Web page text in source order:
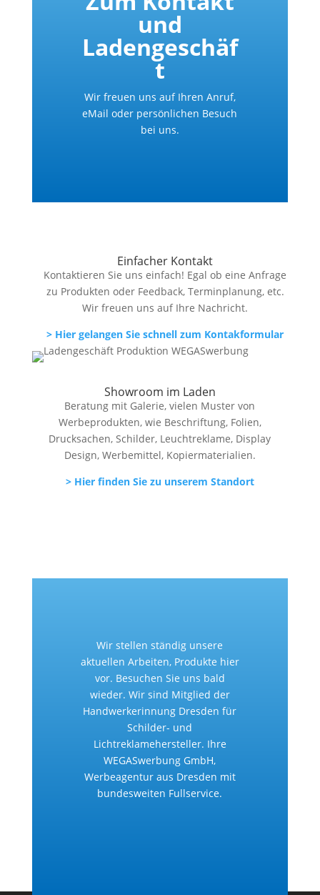
und
Ladengeschäf
t
Wir freuen uns auf Ihren Anruf,
eMail oder persönlichen Besuch
bei uns.
Einfacher Kontakt
Kontaktieren Sie uns einfach! Egal ob eine Anfrage
zu Produkten oder Feedback, Terminplanung, etc.
Wir freuen uns auf Ihre Nachricht.
> Hier gelangen Sie schnell zum Kontakformular
Showroom im Laden
Beratung mit Galerie, vielen Muster von
Werbeprodukten, wie Beschriftung, Folien,
Drucksachen, Schilder, Leuchtreklame, Display
Design, Werbemittel, Kopiermaterialien.
> Hier finden Sie zu unserem Standort
Wir stellen ständig unsere
aktuellen Arbeiten, Produkte hier
vor. Besuchen Sie uns bald
wieder. Wir sind Mitglied der
Handwerkerinnung Dresden für
Schilder- und
Lichtreklamehersteller. Ihre
WEGASwerbung GmbH,
Werbeagentur aus Dresden mit
bundesweiten Fullservice.